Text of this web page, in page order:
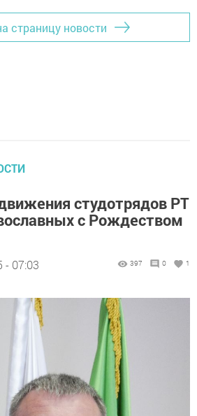
страницу новости
студотрядов РТ
с Рождеством
- 07:03 397 0 1